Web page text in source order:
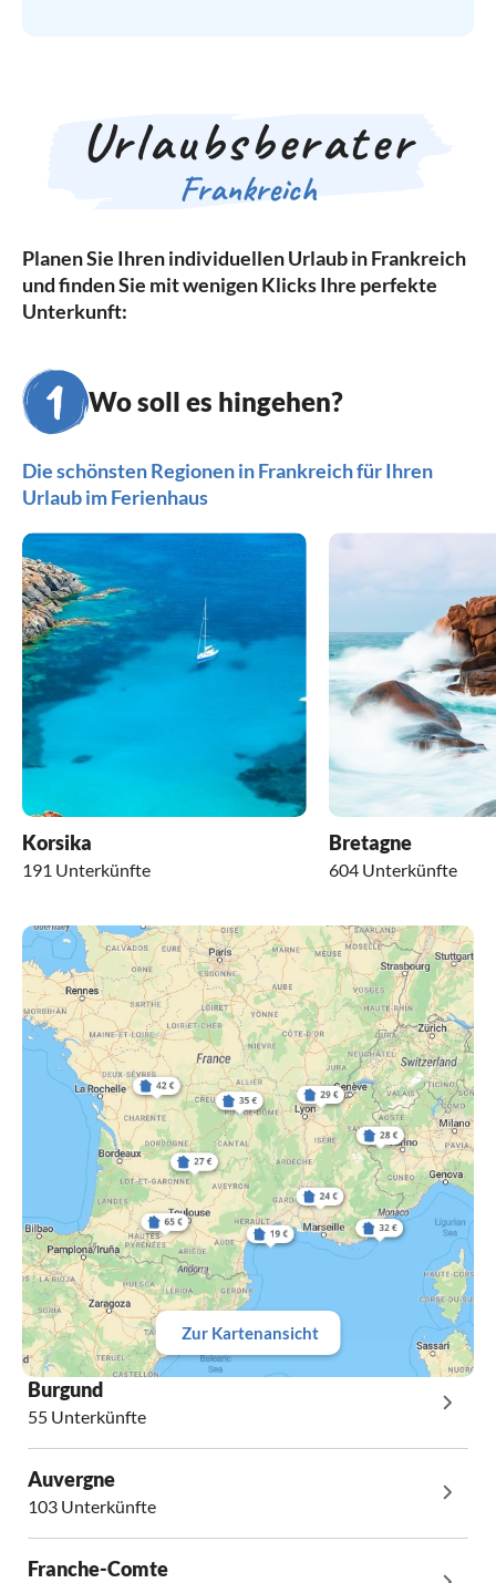
Urlaubsberater
Frankreich
Planen Sie Ihren individuellen Urlaub in Frankreich
und finden Sie mit wenigen Klicks Ihre perfekte
Unterkunft:
Wo soll es hingehen?
Die schönsten Regionen in Frankreich für Ihren
Urlaub im Ferienhaus
Korsika
191 Unterkünfte
Bretagne
604 Unterkünfte
Zur Kartenansicht
Burgund
55 Unterkünfte
Auvergne
103 Unterkünfte
Franche-Comte